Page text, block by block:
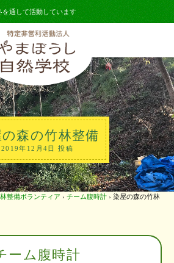
通して活動しています
森の竹林整備
2019年12月4日 投稿
整備ボランティア › チーム腹時計 › 染屋の森の竹林
ーム腹時計